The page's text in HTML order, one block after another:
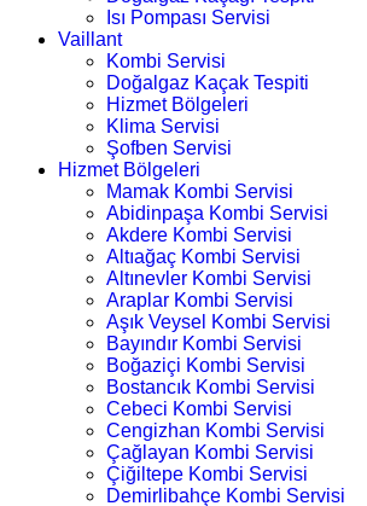
Isı Pompası Servisi
Vaillant
Kombi Servisi
Doğalgaz Kaçak Tespiti
Hizmet Bölgeleri
Klima Servisi
Şofben Servisi
Hizmet Bölgeleri
Mamak Kombi Servisi
Abidinpaşa Kombi Servisi
Akdere Kombi Servisi
Altıağaç Kombi Servisi
Altınevler Kombi Servisi
Araplar Kombi Servisi
Aşık Veysel Kombi Servisi
Bayındır Kombi Servisi
Boğaziçi Kombi Servisi
Bostancık Kombi Servisi
Cebeci Kombi Servisi
Cengizhan Kombi Servisi
Çağlayan Kombi Servisi
Çiğiltepe Kombi Servisi
Demirlibahçe Kombi Servisi